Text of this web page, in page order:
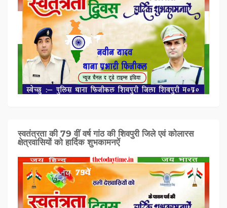
स्वतंत्रता की 79 वीं वर्ष गांठ की शिवपुरी जिले एवं कोलारस
क्षेत्रवासियों को हार्दिक शुभकामनऐं